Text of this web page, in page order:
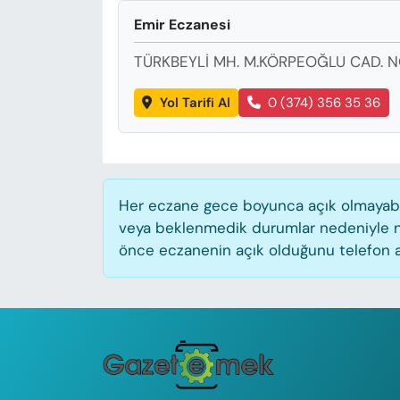
Emir Eczanesi
TÜRKBEYLİ MH. M.KÖRPEOĞLU CAD.
Yol Tarifi Al 0 (374) 356 35 36
Her eczane gece boyunca açık
veya beklenmedik durumlar nedeniyle
önce eczanenin açık olduğunu telefon
ÖZEL HABER
YAZAR KÖŞESİ
VAN VE DİYARBAKIR HABERLERİ